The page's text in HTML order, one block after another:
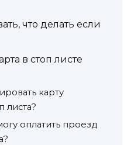
что делать если
в стоп листе
карту
листа?
оплатить проезд